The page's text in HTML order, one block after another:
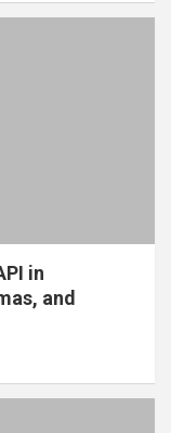
in
and